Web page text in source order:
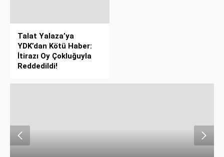
Talat Yalaza’ya
YDK’dan Kötü Haber:
İtirazı Oy Çokluğuyla
Reddedildi!